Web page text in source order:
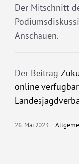
Der Mitschnitt
Anschauen.
Der Beitrag
online verfügbar
26. Mai 2023 |